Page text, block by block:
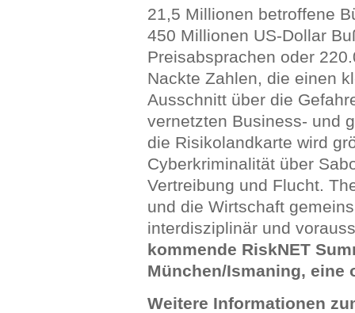
21,5 Millionen betroffene
450 Millionen US-Dollar
Preisabsprachen oder
Nackte Zahlen, die einen
Ausschnitt über die
vernetzten Business- und
die Risikolandkarte wird
Cyberkriminalität über
Vertreibung und Flucht.
und die Wirtschaft
interdisziplinär und
kommende RiskNET
München/Ismaning, eine
Weitere Informationen